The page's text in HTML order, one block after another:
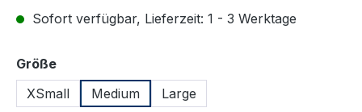
Sofort verfügbar, Lieferzeit: 1 - 3 Werktage
Größeauswählen
XSmall
Medium Large